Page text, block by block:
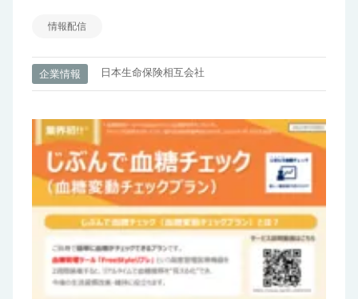
情報配信
企業情報 日本生命保険相互会社